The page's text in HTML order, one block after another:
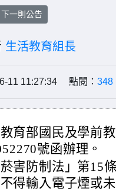
下一則公告
生活教育組長
11 11:27:34 點閱： 348
育部國民及學前
號函辦理。
害防制法」第15
得輸入電子煙或